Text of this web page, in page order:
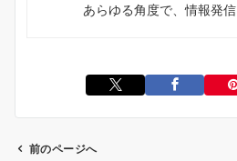
あらゆる角度で、情報発信
前のページへ